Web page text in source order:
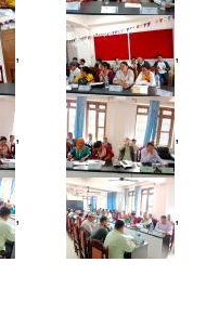
, ,
, ,
, ,